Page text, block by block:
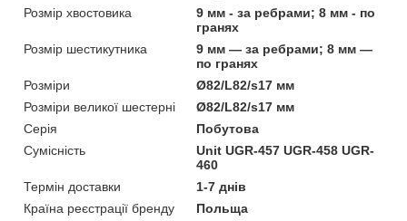
Розмір хвостовика
9 мм - за ребрами; 8 мм - по
гранях
Розмір шестикутника
9 мм — за ребрами; 8 мм —
по гранях
Розміри
Ø82/L82/s17 мм
Розміри великої шестерні
Ø82/L82/s17 мм
Серія
Побутова
Сумісність
Unit UGR-457 UGR-458 UGR-
460
Термін доставки
1-7 днів
Країна реєстрації бренду
Польща